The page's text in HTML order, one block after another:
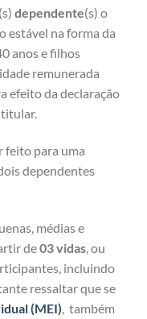
dependente(s) o
estável na forma da
anos e filhos
remunerada
efeito da declaração
titular.
feito para uma
dependentes
médias e
de03 vidas, ou
incluindo
ressaltar que se
(MEI), também